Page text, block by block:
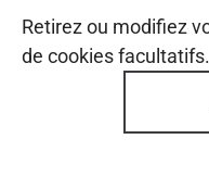
Retirez ou modifiez
de cookies facultatifs.